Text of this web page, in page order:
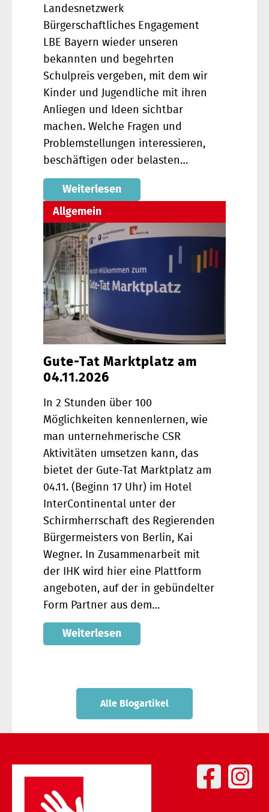
Landesnetzwerk
Bürgerschaftliches Engagement
LBE Bayern wieder unseren
bekannten und begehrten
Schulpreis vergeben, mit dem wir
Kinder und Jugendliche mit ihren
Anliegen und Ideen sichtbar
machen. Welche Fragen und
Problemstellungen interessieren,
beschäftigen oder belasten…
Weiterlesen
Allgemein
Gute-Tat Marktplatz am
04.11.2026
In 2 Stunden über 100
Möglichkeiten kennenlernen, wie
man unternehmerische CSR
Aktivitäten umsetzen kann, das
bietet der Gute-Tat Marktplatz am
04.11. (Beginn 17 Uhr) im Hotel
InterContinental unter der
Schirmherrschaft des Regierenden
Bürgermeisters von Berlin, Kai
Wegner. In Zusammenarbeit mit
der IHK wird hier eine Plattform
angeboten, auf der in gebündelter
Form Partner aus dem…
Weiterlesen
Alle Blogartikel